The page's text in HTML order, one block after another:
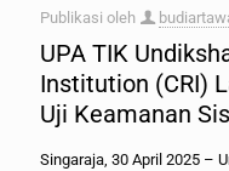
Publikasi oleh
UPA TIK
Institution (CRI)
Uji Keamanan
Singaraja, 30 April 2025 –